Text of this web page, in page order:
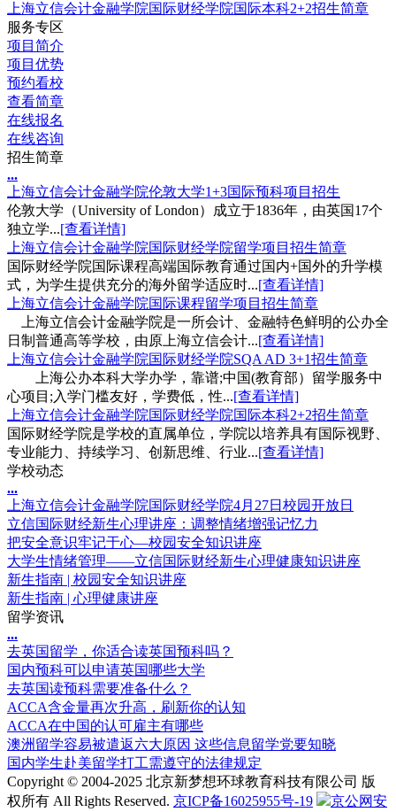
上海立信会计金融学院国际财经学院国际本科2+2招生简章
服务专区
项目简介
项目优势
预约看校
查看简章
在线报名
在线咨询
招生简章
...
上海立信会计金融学院伦敦大学1+3国际预科项目招生
伦敦大学（University of London）成立于1836年，由英国17个
独立学...[查看详情]
上海立信会计金融学院国际财经学院留学项目招生简章
国际财经学院国际课程高端国际教育通过国内+国外的升学模
式，为学生提供充分的海外留学适应时...[查看详情]
上海立信会计金融学院国际课程留学项目招生简章
上海立信会计金融学院是一所会计、金融特色鲜明的公办全
日制普通高等学校，由原上海立信会计...[查看详情]
上海立信会计金融学院国际财经学院SQA AD 3+1招生简章
上海公办本科大学办学，靠谱;中国(教育部）留学服务中
心项目;入学门槛友好，学费低，性...[查看详情]
上海立信会计金融学院国际财经学院国际本科2+2招生简章
国际财经学院是学校的直属单位，学院以培养具有国际视野、
专业能力、持续学习、创新思维、行业...[查看详情]
学校动态
...
上海立信会计金融学院国际财经学院4月27日校园开放日
立信国际财经新生心理讲座：调整情绪增强记忆力
把安全意识牢记于心—校园安全知识讲座
大学生情绪管理——立信国际财经新生心理健康知识讲座
新生指南 | 校园安全知识讲座
新生指南 | 心理健康讲座
留学资讯
...
去英国留学，你适合读英国预科吗？
国内预科可以申请英国哪些大学
去英国读预科需要准备什么？
ACCA含金量再次升高，刷新你的认知
ACCA在中国的认可雇主有哪些
澳洲留学容易被遣返六大原因 这些信息留学党要知晓
国内学生赴美留学打工需遵守的法律规定
Copyright © 2004-2025 北京新梦想环球教育科技有限公司 版
权所有 All Rights Reserved. 京ICP备16025955号-19 京公网安